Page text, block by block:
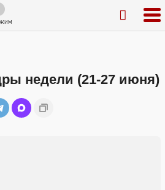
недели (21-27 июня)